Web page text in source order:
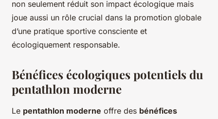
non seulement réduit son impact écologique mais
joue aussi un rôle crucial dans la promotion globale
d’une pratique sportive consciente et
écologiquement responsable.
Bénéfices écologiques potentiels du
pentathlon moderne
Le pentathlon moderne offre des bénéfices